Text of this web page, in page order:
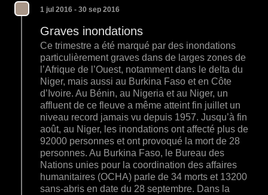
1 jul 2016 - 30 sep 2016
Graves inondations
Ce trimestre a été marqué par des inondations
particulièrement graves dans de larges zones de
l’Afrique de l’Ouest, notamment dans le delta du
Niger, mais aussi au Burkina Faso et en Côte
d’Ivoire. Au Bénin, au Nigeria et au Niger, un
affluent de ce fleuve a même atteint fin juillet un
niveau record jamais vu depuis 1957. Jusqu’à fin
août, au Niger, les inondations ont affecté plus de
92000 personnes et ont provoqué la mort de 28
personnes. Au Burkina Faso, le Bureau des
Nations unies pour la coordination des affaires
humanitaires (OCHA) parle de 34 morts et 13200
sans-abris en date du 28 septembre. Dans la